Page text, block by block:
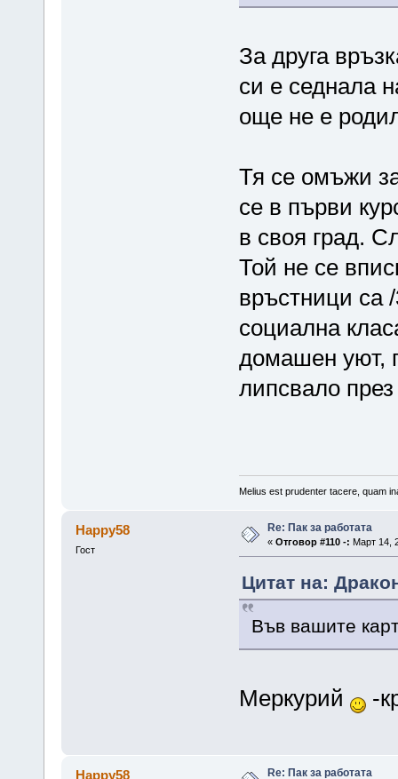
За друга
си е седнала
още не е
Тя се омъжи
се в първи
в своя град.
Той не се
връстници са
социална
домашен уют,
липсвало
Melius est prudenter tacere, quam
Happy58
Гост
Re: Пак за работата
« Отговор #110 -: Март 14,
Цитат на:
Във вашите
Меркурий -
Happy58 Re: Пак за работата